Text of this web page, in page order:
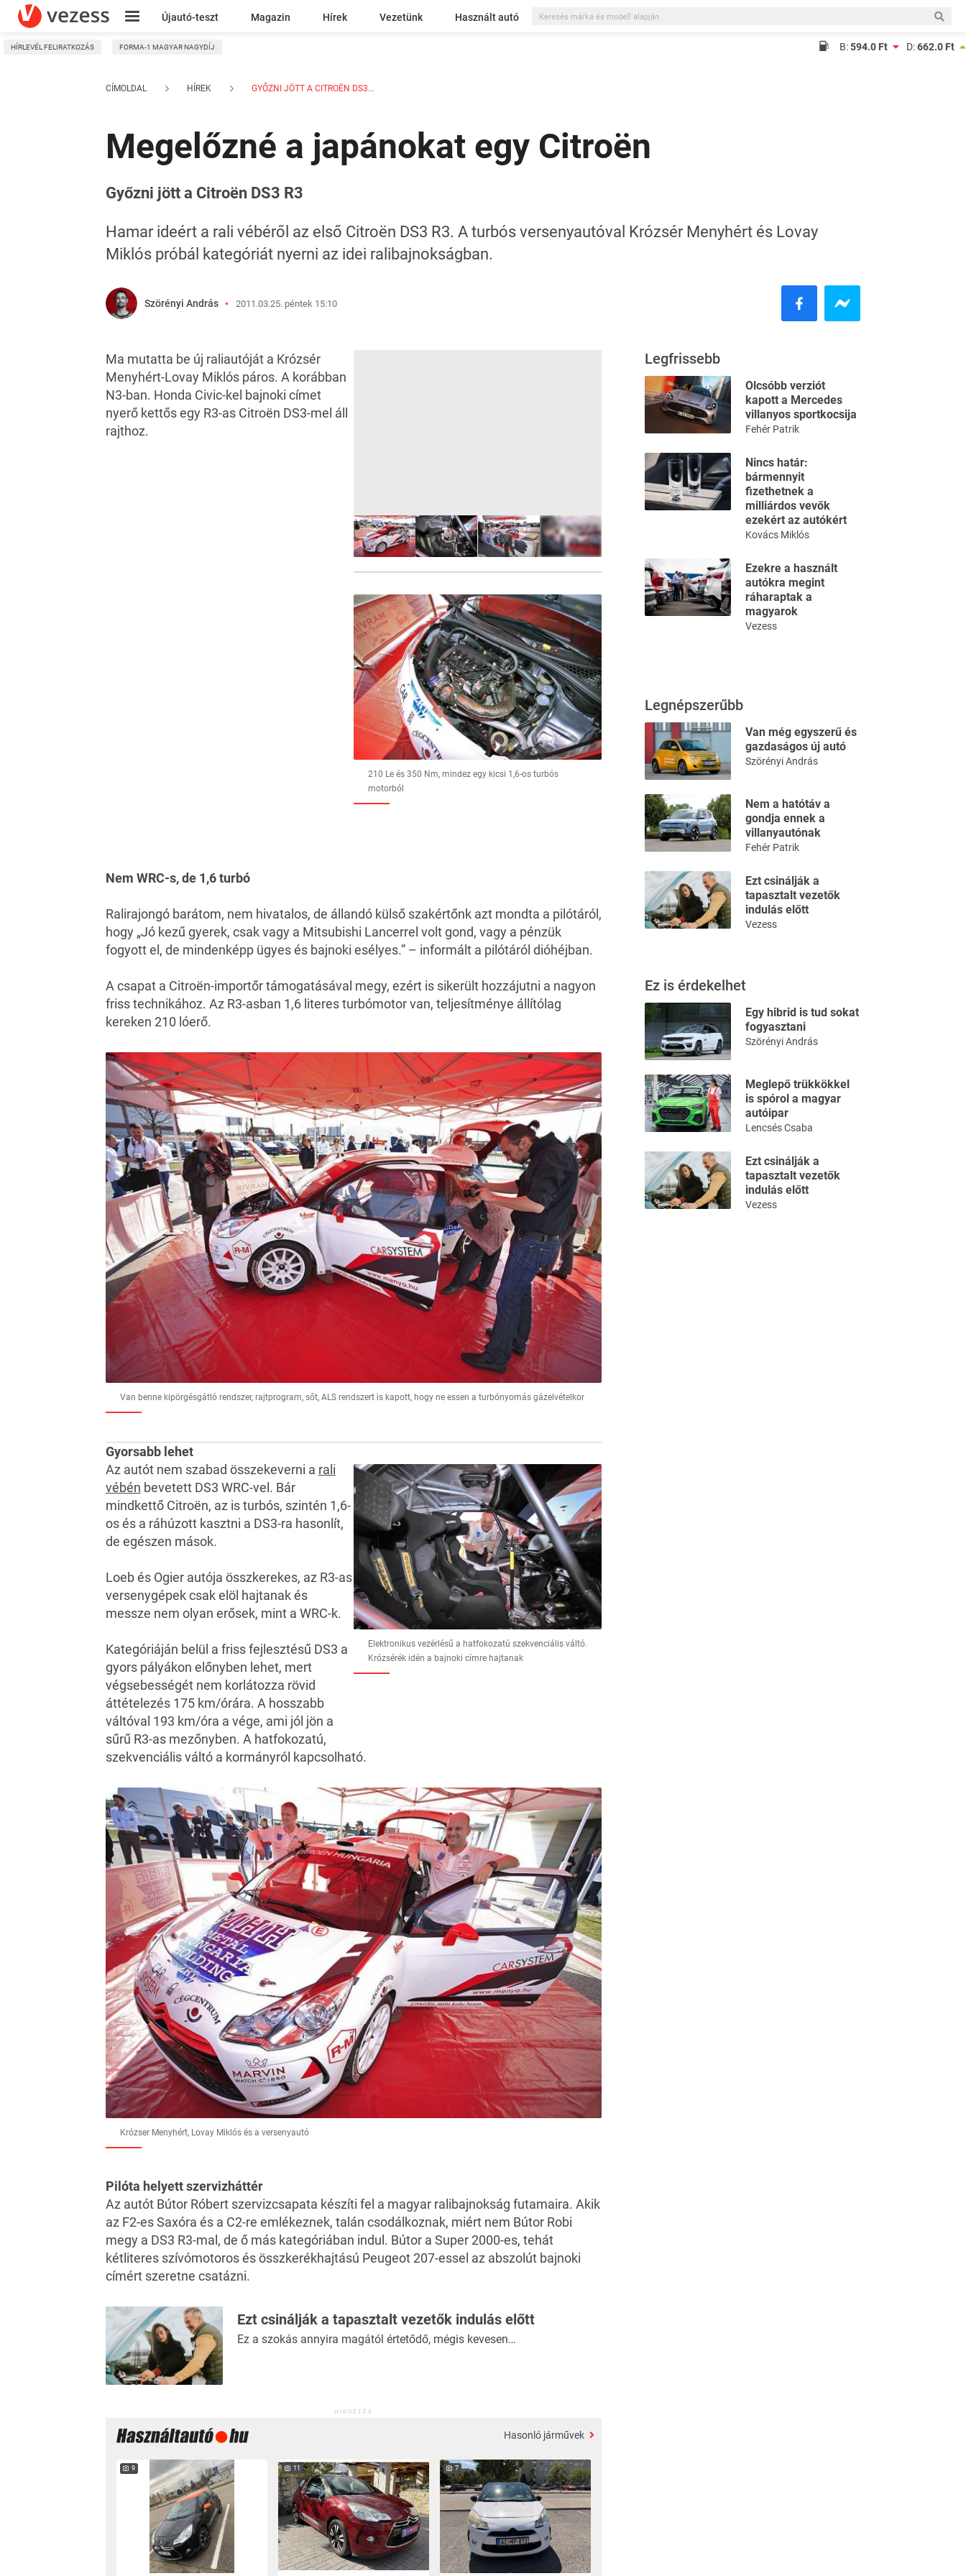
Újautó-teszt Magazin Hírek Vezetünk Használt autó
Kresz
HÍRLEVÉL FELIRATKOZÁS FORMA-1 MAGYAR NAGYDÍJ B:594.0 Ft D:662.0 Ft
CÍMOLDAL HÍREK GYŐZNI JÖTT A CITROËN DS3...
Megelőzné a japánokat egy Citroën
Győzni jött a Citroën DS3 R3
Hamar ideért a rali vébéről az első Citroën DS3 R3. A turbós versenyautóval Krózsér Menyhért és Lovay
Miklós próbál kategóriát nyerni az idei ralibajnokságban.
Szörényi András 2011.03.25. péntek 15:10
210 Le és 350 Nm, mindez egy kicsi 1,6-os turbós
motorból
Ma mutatta be új raliautóját a Krózsér
Menyhért-Lovay Miklós páros. A korábban
N3-ban. Honda Civic-kel bajnoki címet
nyerő kettős egy R3-as Citroën DS3-mel áll
rajthoz.
Nem WRC-s, de 1,6 turbó
Ralirajongó barátom, nem hivatalos, de állandó külső szakértőnk azt mondta a pilótáról,
hogy „Jó kezű gyerek, csak vagy a Mitsubishi Lancerrel volt gond, vagy a pénzük
fogyott el, de mindenképp ügyes és bajnoki esélyes.” – informált a pilótáról dióhéjban.
A csapat a Citroën-importőr támogatásával megy, ezért is sikerült hozzájutni a nagyon
friss technikához. Az R3-asban 1,6 literes turbómotor van, teljesítménye állítólag
kereken 210 lóerő.
Van benne kipörgésgátló rendszer, rajtprogram, sőt, ALS rendszert is kapott, hogy ne essen a turbónyomás gázelvételkor
Gyorsabb lehet
Elektronikus vezérlésű a hatfokozatú szekvenciális váltó.
Krózsérék idén a bajnoki címre hajtanak
Az autót nem szabad összekeverni a rali
vébén bevetett DS3 WRC-vel. Bár
mindkettő Citroën, az is turbós, szintén 1,6-
os és a ráhúzott kasztni a DS3-ra hasonlít,
de egészen mások.
Loeb és Ogier autója összkerekes, az R3-as
versenygépek csak elöl hajtanak és
messze nem olyan erősek, mint a WRC-k.
Kategóriáján belül a friss fejlesztésű DS3 a
gyors pályákon előnyben lehet, mert
végsebességét nem korlátozza rövid
áttételezés 175 km/órára. A hosszabb
váltóval 193 km/óra a vége, ami jól jön a
sűrű R3-as mezőnyben. A hatfokozatú,
szekvenciális váltó a kormányról kapcsolható.
Krózser Menyhért, Lovay Miklós és a versenyautó
Pilóta helyett szervizháttér
Az autót Bútor Róbert szervizcsapata készíti fel a magyar ralibajnokság futamaira. Akik
az F2-es Saxóra és a C2-re emlékeznek, talán csodálkoznak, miért nem Bútor Robi
megy a DS3 R3-mal, de ő más kategóriában indul. Bútor a Super 2000-es, tehát
kétliteres szívómotoros és összkerékhajtású Peugeot 207-essel az abszolút bajnoki
címért szeretne csatázni.
Ezt csinálják a tapasztalt vezetők indulás előtt
Ez a szokás annyira magától értetődő, mégis kevesen…
HIRDETÉS
Hasonló járművek
9 11 7
Legfrissebb
Olcsóbb verziót
kapott a Mercedes
villanyos sportkocsija
Fehér Patrik
Nincs határ:
bármennyit
fizethetnek a
milliárdos vevők
ezekért az autókért
Kovács Miklós
Ezekre a használt
autókra megint
ráharaptak a
magyarok
Vezess
Legnépszerűbb
Van még egyszerű és
gazdaságos új autó
Szörényi András
Nem a hatótáv a
gondja ennek a
villanyautónak
Fehér Patrik
Ezt csinálják a
tapasztalt vezetők
indulás előtt
Vezess
Ez is érdekelhet
Egy hibrid is tud sokat
fogyasztani
Szörényi András
Meglepő trükkökkel
is spórol a magyar
autóipar
Lencsés Csaba
Ezt csinálják a
tapasztalt vezetők
indulás előtt
Vezess